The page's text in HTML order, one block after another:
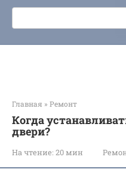
Поиск:
Главная » Ремонт
Когда
двери?
На чтение: 20 мин